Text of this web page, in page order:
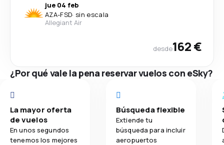
jue 04 feb
AZA-FSD· sin escala
Allegiant Air
desde162 €
¿Por qué vale la pena reservar vuelos con eSky?
La mayor oferta
de vuelos
En unos segundos
tenemos los mejores
Búsqueda flexible
Extiende tu
búsqueda para incluir
aeropuertos